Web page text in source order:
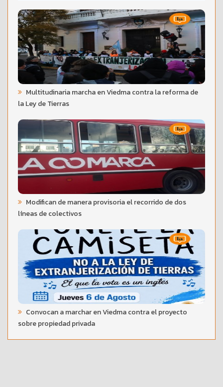
Multitudinaria marcha en Viedma contra la reforma de
la Ley de Tierras
Modifican de manera provisoria el recorrido de dos
líneas de colectivos
Convocan a marchar en Viedma contra el proyecto
sobre propiedad privada